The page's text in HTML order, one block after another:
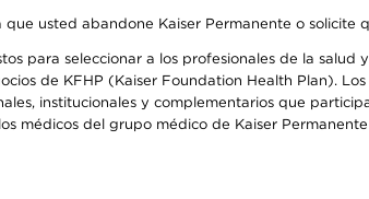
usted abandone Kaiser Permanente o solicite
para seleccionar a los profesionales de la salud
de KFHP (Kaiser Foundation Health Plan).
institucionales y complementarios que
médicos del grupo médico de Kaiser